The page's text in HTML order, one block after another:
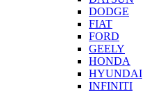
DODGE
FIAT
FORD
GEELY
HONDA
HYUNDAI
INFINITI